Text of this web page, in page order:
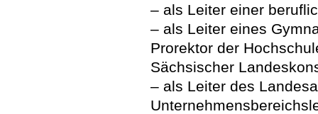
– als Leiter einer
– als Leiter eines
Prorektor der
Sächsischer
– als Leiter des